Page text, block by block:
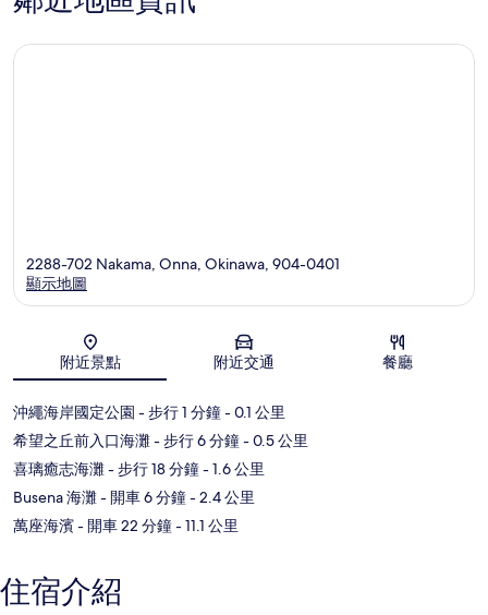
地圖
2288-702 Nakama, Onna, Okinawa, 904-0401
顯示地圖
附近景點 附近交通 餐廳
沖繩海岸國定公園 - 步行 1 分鐘- 0.1 公里
希望之丘前入口海灘- 步行 6 分鐘- 0.5 公里
喜璃癒志海灘- 步行 18 分鐘- 1.6 公里
Busena 海灘- 開車 6 分鐘- 2.4 公里
萬座海濱- 開車 22 分鐘- 11.1 公里
住宿介紹